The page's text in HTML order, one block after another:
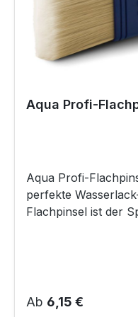
Aqua Profi-
Aqua Profi-
perfekte
Flachpinsel ist der
stellen. Dieser
Farbaufnahme mit
Regulärer Preis:
Ab 6,15 €